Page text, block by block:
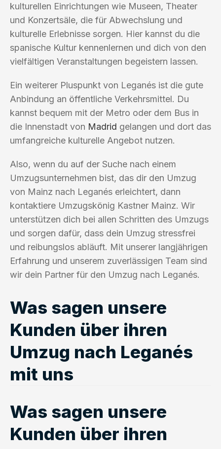
kulturellen Einrichtungen wie Museen, Theater
und Konzertsäle, die für Abwechslung und
kulturelle Erlebnisse sorgen. Hier kannst du die
spanische Kultur kennenlernen und dich von den
vielfältigen Veranstaltungen begeistern lassen.
Ein weiterer Pluspunkt von Leganés ist die gute
Anbindung an öffentliche Verkehrsmittel. Du
kannst bequem mit der Metro oder dem Bus in
die Innenstadt von Madrid gelangen und dort das
umfangreiche kulturelle Angebot nutzen.
Also, wenn du auf der Suche nach einem
Umzugsunternehmen bist, das dir den Umzug
von Mainz nach Leganés erleichtert, dann
kontaktiere Umzugskönig Kastner Mainz. Wir
unterstützen dich bei allen Schritten des Umzugs
und sorgen dafür, dass dein Umzug stressfrei
und reibungslos abläuft. Mit unserer langjährigen
Erfahrung und unserem zuverlässigen Team sind
wir dein Partner für den Umzug nach Leganés.
Was sagen unsere
Kunden über ihren
Umzug nach Leganés
mit uns
Was sagen unsere
Kunden über ihren